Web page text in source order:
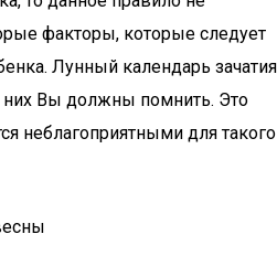
факторы, которые следует
Лунный календарь зачатия
них Вы должны помнить. Это
неблагоприятными для такого